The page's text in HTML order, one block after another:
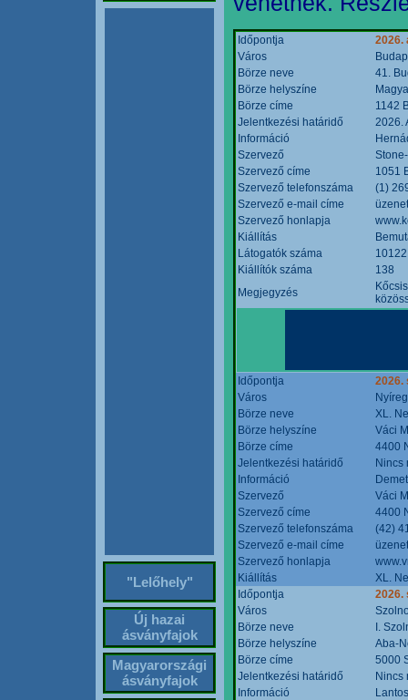
"Lelőhely"
Új hazai
ásványfajok
Magyarországi
ásványfajok
Időpontja
2026.
Város
Börze neve
41.
Börze helyszíne
Börze címe
1142
Jelentkezési határidő
2026.
Információ
Szervező
Szervező címe
1051
Szervező telefonszáma
(1)
Szervező e-mail címe
Szervező honlapja
Kiállítás
Látogatók száma
10122
Kiállítók száma
138
Megjegyzés
Időpontja
2026.
Város
Börze neve
XL.
Börze helyszíne
Váci
Börze címe
4400
Jelentkezési határidő
Nincs
Információ
Szervező
Váci
Szervező címe
4400
Szervező telefonszáma
(42)
Szervező e-mail címe
Szervező honlapja
Kiállítás
XL.
Időpontja
2026.
Város
Börze neve
I.
Börze helyszíne
Aba-
Börze címe
5000
Jelentkezési határidő
Nincs
Információ